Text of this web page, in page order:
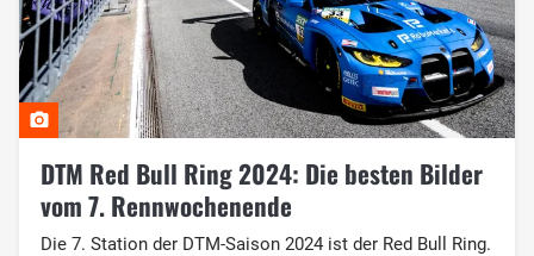
DTM Red Bull Ring 2024: Die besten Bilder
vom 7. Rennwochenende
Die 7. Station der DTM-Saison 2024 ist der Red Bull Ring.